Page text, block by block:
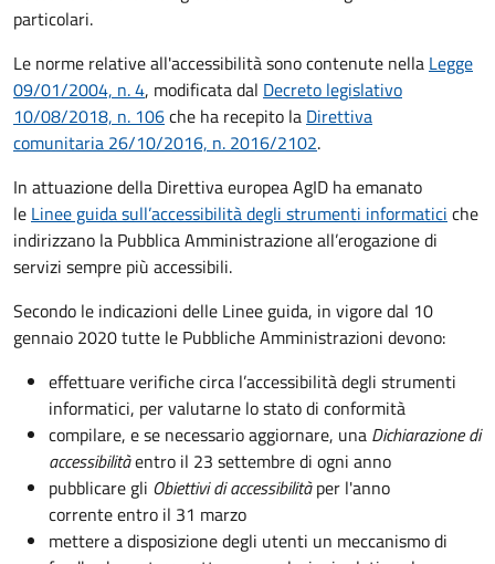
particolari.
Le norme relative all'accessibilità sono contenute nella Legge
09/01/2004, n. 4, modificata dal Decreto legislativo
10/08/2018, n. 106che ha recepito la Direttiva
comunitaria 26/10/2016, n. 2016/2102.
In attuazione della Direttiva europea AgID ha emanato
le Linee guida sull’accessibilità degli strumenti informatici che
indirizzano la Pubblica Amministrazione all’erogazione di
servizi sempre più accessibili.
Secondo le indicazioni delle Linee guida, in vigore dal 10
gennaio 2020 tutte le Pubbliche Amministrazioni devono:
effettuare verifiche circa l’accessibilità degli strumenti
informatici, per valutarne lo stato di conformità
compilare, e se necessario aggiornare, una Dichiarazione di
accessibilitàentro il 23 settembre di ogni anno
pubblicare gli Obiettivi di accessibilitàper l'anno
corrente entro il 31 marzo
mettere a disposizione degli utenti un meccanismo di